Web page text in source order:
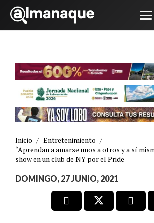
Inicio / Entretenimiento /
“Aprendan a amarse unos a otros y a sí
show en un club de NY por el Pride
DOMINGO, 27 JUNIO, 2021